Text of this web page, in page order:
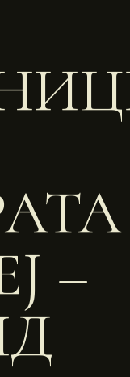
–